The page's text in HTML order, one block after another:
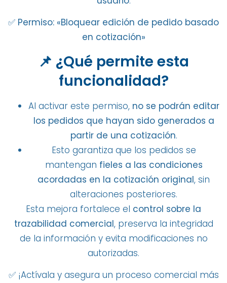
✅ Permiso: «Bloquear edición de pedido basado
en cotización»
📌 ¿Qué permite esta
funcionalidad?
Al activar este permiso, no se podrán editar
los pedidos que hayan sido generados a
partir de una cotización.
Esto garantiza que los pedidos se
mantengan fieles a las condiciones
acordadas en la cotización original, sin
alteraciones posteriores.
Esta mejora fortalece el control sobre la
trazabilidad comercial, preserva la integridad
de la información y evita modificaciones no
autorizadas.
✅ ¡Actívala y asegura un proceso comercial más